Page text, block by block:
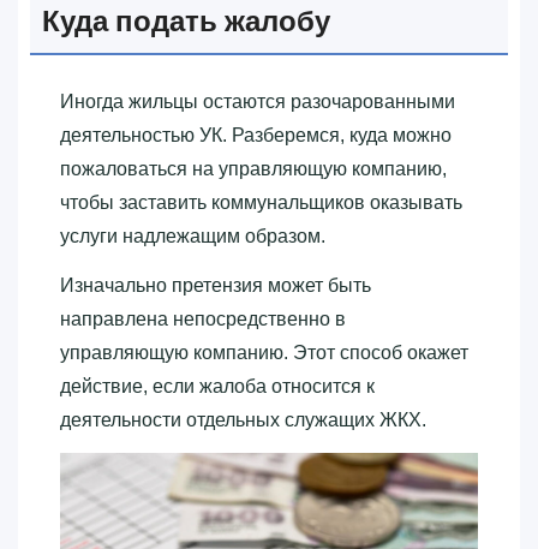
Куда подать жалобу
Иногда жильцы остаются разочарованными
деятельностью УК. Разберемся, куда можно
пожаловаться на управляющую компанию,
чтобы заставить коммунальщиков оказывать
услуги надлежащим образом.
Изначально претензия может быть
направлена непосредственно в
управляющую компанию. Этот способ окажет
действие, если жалоба относится к
деятельности отдельных служащих ЖКХ.